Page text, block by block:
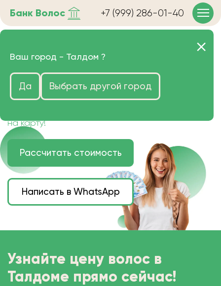
Банк Волос +7 (999) 286-01-40
Продать волосы в Талдоме
очень дорого
Цена зависит от длины, цвета и структуры
на карту!
Рассчитать стоимость
Написать в WhatsApp
Узнайте цену волос в
Талдоме прямо сейчас!
Ваш город - Талдом ?
Да Выбрать другой город